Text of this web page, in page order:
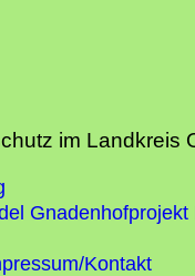
im Landkreis
Gnadenhofprojekt
Kontakt